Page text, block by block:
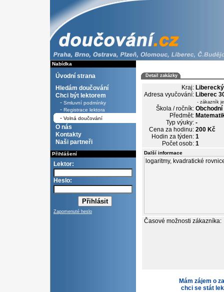
Nabídka
Úvodní strana
Hledám doučování
Chci být lektorem
- Smluvní podmínky
- Registrace lektora
- Volná doučování
O nás
Kontakty
Naši partneři
Přihlášení
Lektor:
Heslo:
Zapomenuté heslo
Detail zakázky
Kraj: Liberecký
Adresa vyučování: Liberec
- zákazník
Škola / ročník: Obchodní
Předmět:
Typ výuky: -
Cena za hodinu: 200 Kč
Hodin za týden: 1
Počet osob: 1
Další informace
Časové možnosti zákazníka:
Mám zájem o
chci se stát